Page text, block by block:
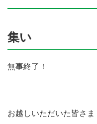
集い
無事終了！
お越しいただいた皆さま